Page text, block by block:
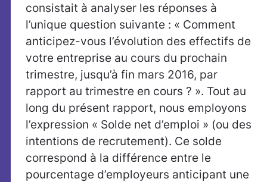
consistait à analyser les réponses à
l’unique question suivante : « Comment
anticipez-vous l’évolution des effectifs de
votre entreprise au cours du prochain
trimestre, jusqu’à fin mars 2016, par
rapport au trimestre en cours ? ». Tout au
long du présent rapport, nous employons
l’expression « Solde net d’emploi » (ou des
intentions de recrutement). Ce solde
correspond à la différence entre le
pourcentage d’employeurs anticipant une